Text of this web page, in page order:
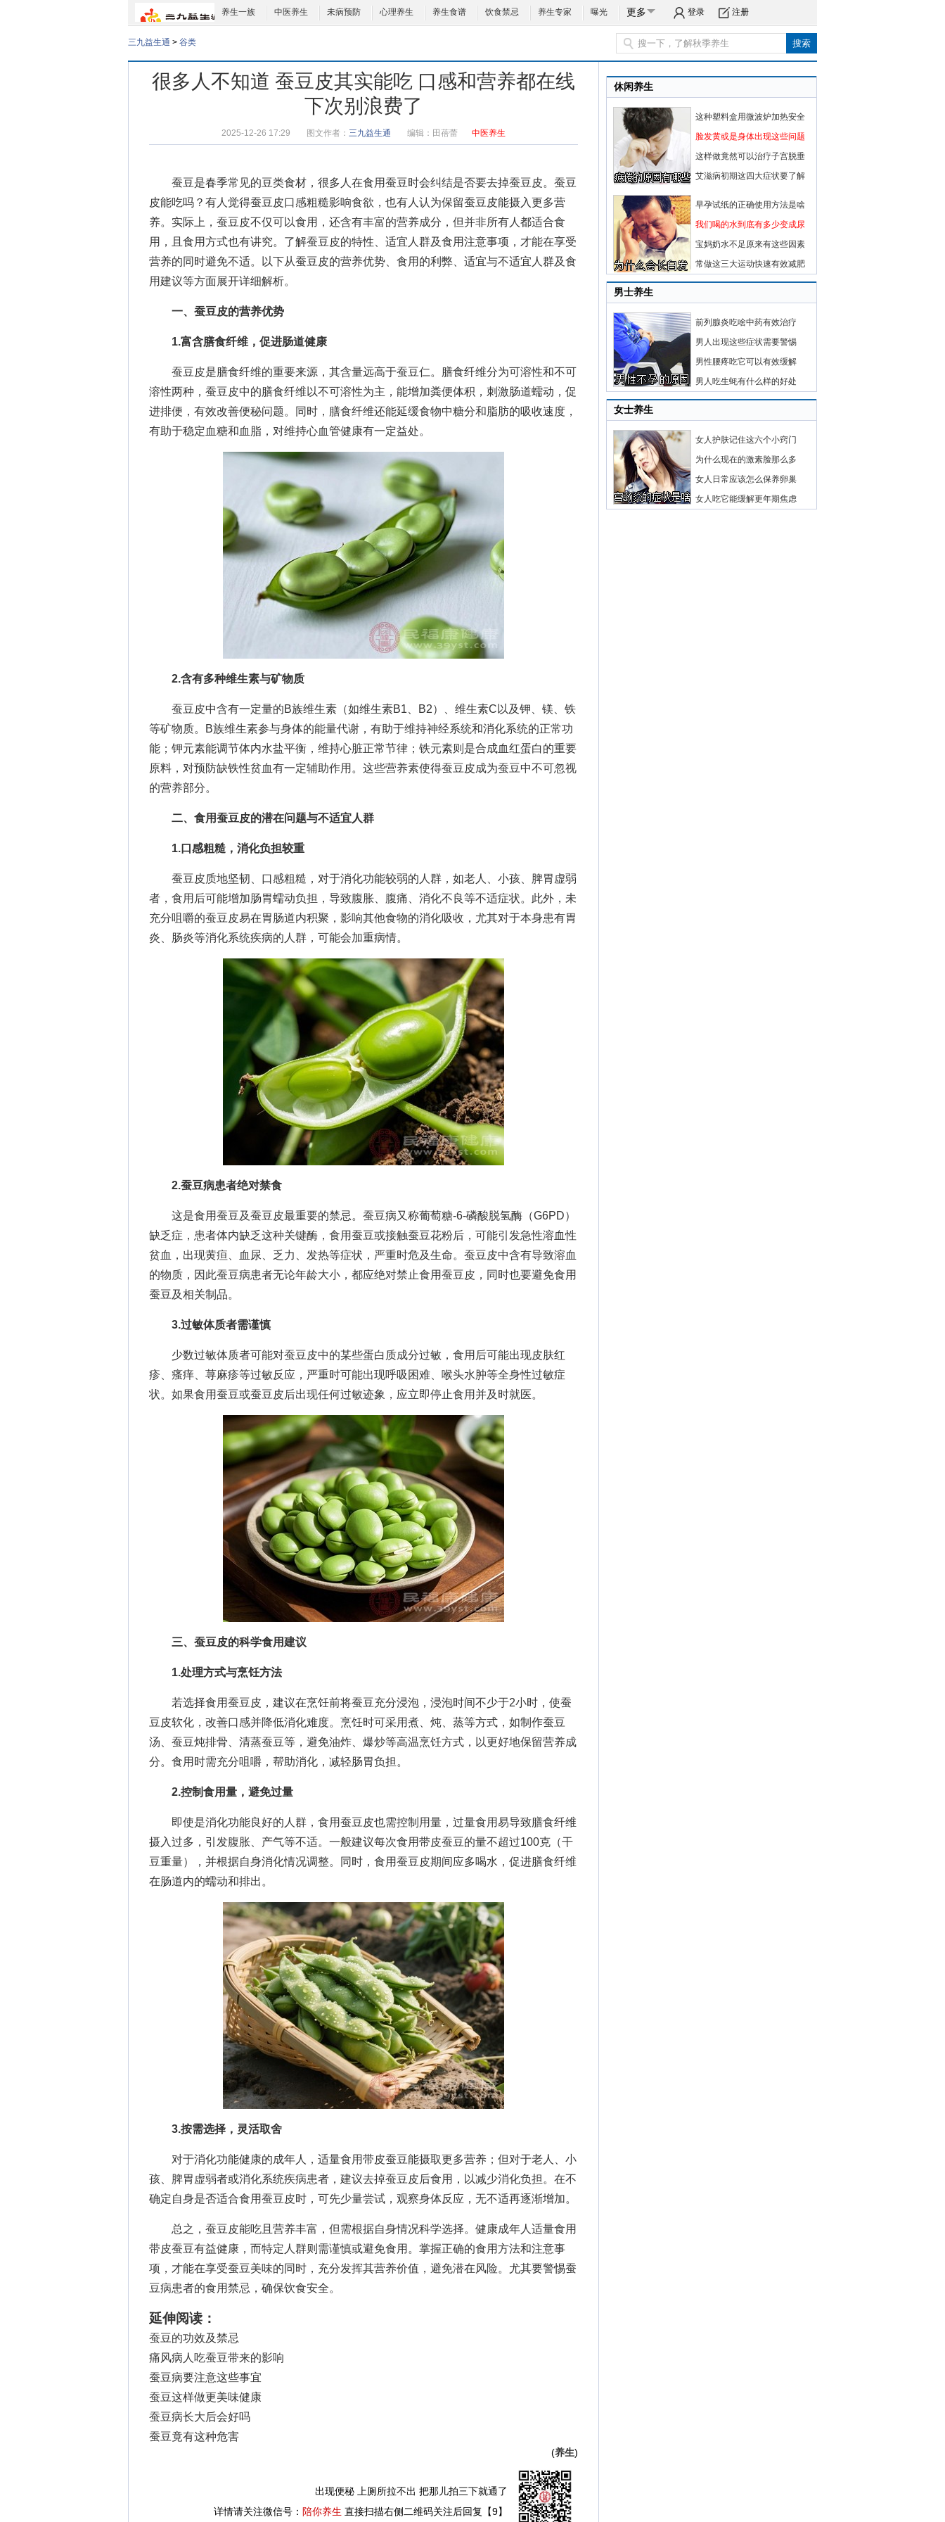
养生一族 中医养生 未病预防 心理养生 养生食谱 饮食禁忌 养生专家 曝光 更多 登录 注册
三九益生通 > 谷类
很多人不知道 蚕豆皮其实能吃 口感和营养都在线
下次别浪费了
2025-12-26 17:29 图文作者： 三九益生通 编辑： 田蓓蕾 中医养生
蚕豆是春季常见的豆类食材，很多人在食用蚕豆时会纠结是否要去掉蚕豆皮。 蚕豆
皮能吃吗 ？有人觉得蚕豆皮口感粗糙影响食欲，也有人认为保留蚕豆皮能摄入更多营
养。实际上，蚕豆皮不仅可以食用，还含有丰富的营养成分，但并非所有人都适合食
用，且食用方式也有讲究。了解蚕豆皮的特性、适宜人群及食用注意事项，才能在享受
营养的同时避免不适。以下从蚕豆皮的营养优势、食用的利弊、适宜与不适宜人群及食
用建议等方面展开详细解析。
一、蚕豆皮的营养优势
1.富含膳食纤维，促进肠道健康
蚕豆皮是膳食纤维的重要来源，其含量远高于蚕豆仁。膳食纤维分为可溶性和不可
溶性两种，蚕豆皮中的膳食纤维以不可溶性为主，能增加粪便体积，刺激肠道蠕动，促
进排便，有效改善便秘问题。同时，膳食纤维还能延缓食物中糖分和脂肪的吸收速度，
有助于稳定血糖和血脂，对维持心血管健康有一定益处。
2.含有多种维生素与矿物质
蚕豆皮中含有一定量的B族维生素（如维生素B1、B2）、维生素C以及钾、镁、铁
等矿物质。B族维生素参与身体的能量代谢，有助于维持神经系统和消化系统的正常功
能；钾元素能调节体内水盐平衡，维持心脏正常节律；铁元素则是合成血红蛋白的重要
原料，对预防缺铁性贫血有一定辅助作用。这些营养素使得蚕豆皮成为蚕豆中不可忽视
的营养部分。
二、食用蚕豆皮的潜在问题与不适宜人群
1.口感粗糙，消化负担较重
蚕豆皮质地坚韧、口感粗糙，对于消化功能较弱的人群，如老人、小孩、脾胃虚弱
者，食用后可能增加肠胃蠕动负担，导致腹胀、腹痛、消化不良等不适症状。此外，未
充分咀嚼的蚕豆皮易在胃肠道内积聚，影响其他食物的消化吸收，尤其对于本身患有胃
炎、肠炎等消化系统疾病的人群，可能会加重病情。
2.蚕豆病患者绝对禁食
这是食用蚕豆及蚕豆皮最重要的禁忌。蚕豆病又称葡萄糖-6-磷酸脱氢酶（G6PD）
缺乏症，患者体内缺乏这种关键酶，食用蚕豆或接触蚕豆花粉后，可能引发急性溶血性
贫血，出现黄疸、血尿、乏力、发热等症状，严重时危及生命。蚕豆皮中含有导致溶血
的物质，因此蚕豆病患者无论年龄大小，都应绝对禁止食用蚕豆皮，同时也要避免食用
蚕豆及相关制品。
3.过敏体质者需谨慎
少数过敏体质者可能对蚕豆皮中的某些蛋白质成分过敏，食用后可能出现皮肤红
疹、瘙痒、荨麻疹等过敏反应，严重时可能出现呼吸困难、喉头水肿等全身性过敏症
状。如果食用蚕豆或蚕豆皮后出现任何过敏迹象，应立即停止食用并及时就医。
三、蚕豆皮的科学食用建议
1.处理方式与烹饪方法
若选择食用蚕豆皮，建议在烹饪前将蚕豆充分浸泡，浸泡时间不少于2小时，使蚕
豆皮软化，改善口感并降低消化难度。烹饪时可采用煮、炖、蒸等方式，如制作蚕豆
汤、蚕豆炖排骨、清蒸蚕豆等，避免油炸、爆炒等高温烹饪方式，以更好地保留营养成
分。食用时需充分咀嚼，帮助消化，减轻肠胃负担。
2.控制食用量，避免过量
即使是消化功能良好的人群，食用蚕豆皮也需控制用量，过量食用易导致膳食纤维
摄入过多，引发腹胀、产气等不适。一般建议每次食用带皮蚕豆的量不超过100克（干
豆重量），并根据自身消化情况调整。同时，食用蚕豆皮期间应多喝水，促进膳食纤维
在肠道内的蠕动和排出。
3.按需选择，灵活取舍
对于消化功能健康的成年人，适量食用带皮蚕豆能摄取更多营养；但对于老人、小
孩、脾胃虚弱者或消化系统疾病患者，建议去掉蚕豆皮后食用，以减少消化负担。在不
确定自身是否适合食用蚕豆皮时，可先少量尝试，观察身体反应，无不适再逐渐增加。
总之，蚕豆皮能吃且营养丰富，但需根据自身情况科学选择。健康成年人适量食用
带皮蚕豆有益健康，而特定人群则需谨慎或避免食用。掌握正确的食用方法和注意事
项，才能在享受蚕豆美味的同时，充分发挥其营养价值，避免潜在风险。尤其要警惕蚕
豆病患者的食用禁忌，确保饮食安全。
延伸阅读：
蚕豆的功效及禁忌
痛风病人吃蚕豆带来的影响
蚕豆病要注意这些事宜
蚕豆这样做更美味健康
蚕豆病长大后会好吗
蚕豆竟有这种危害
(养生)
出现便秘 上厕所拉不出 把那儿拍三下就通了
详情请关注微信号： 陪你养生 直接扫描右侧二维码关注后回复【9】
休闲养生
这种塑料盒用微波炉加热安全
脸发黄或是身体出现这些问题
这样做竟然可以治疗子宫脱垂
艾滋病初期这四大症状要了解
早孕试纸的正确使用方法是啥
我们喝的水到底有多少变成尿
宝妈奶水不足原来有这些因素
常做这三大运动快速有效减肥
男士养生
前列腺炎吃啥中药有效治疗
男人出现这些症状需要警惕
男性腰疼吃它可以有效缓解
男人吃生蚝有什么样的好处
女士养生
女人护肤记住这六个小窍门
为什么现在的激素脸那么多
女人日常应该怎么保养卵巢
女人吃它能缓解更年期焦虑